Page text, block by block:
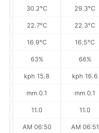
29.3°C
22.3°C
16.5°C
66%
16.6 kph
0.1 mm
11.0
06:51 AM
30.2°C
22.7°C
16.9°C
63%
15.8 kph
0.1 mm
11.0
06:50 AM